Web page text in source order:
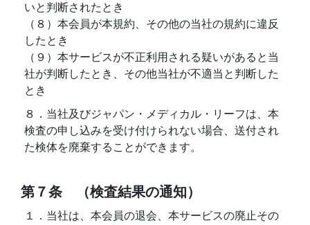
いと判断されたとき
（８）本会員が本規約、その他の当社の規約に違反
したとき
（９）本サービスが不正利用される疑いがあると当
社が判断したとき、その他当社が不適当と判断した
とき
８．当社及びジャパン・メディカル・リーフは、本
検査の申し込みを受け付けられない場合、送付され
た検体を廃棄することができます。
第７条 （検査結果の通知）
１．当社は、本会員の退会、本サービスの廃止その